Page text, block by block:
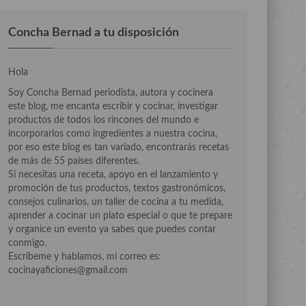
Concha Bernad a tu disposición
Hola
Soy Concha Bernad periodista, autora y cocinera
este blog, me encanta escribir y cocinar, investigar
productos de todos los rincones del mundo e
incorporarlos como ingredientes a nuestra cocina,
por eso este blog es tan variado, encontrarás recetas
de más de 55 países diferentes.
Si necesitas una receta, apoyo en el lanzamiento y
promoción de tus productos, textos gastronómicos,
consejos culinarios, un taller de cocina a tu medida,
aprender a cocinar un plato especial o que te prepare
y organice un evento ya sabes que puedes contar
conmigo.
Escríbeme y hablamos, mi correo es:
cocinayaficiones@gmail.com